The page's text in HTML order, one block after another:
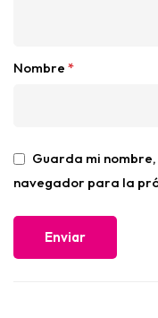
Nombre *
Guarda mi
navegador para la